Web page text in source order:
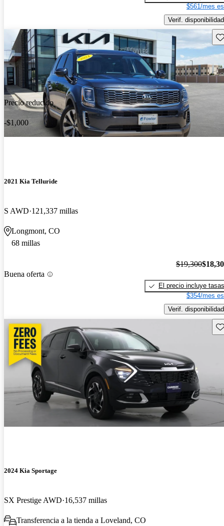
$561/mes
Verif. disponibilidad
Precio reducido
-$1,000
2021 Kia Telluride
S AWD 121,337 millas
Longmont, CO
68 millas
Buena oferta
$19,300
El precio incluye tasas
$354/mes
Verif. disponibilidad
2024 Kia Sportage
SX Prestige AWD 16,537 millas
Transferencia a la tienda a Loveland, CO